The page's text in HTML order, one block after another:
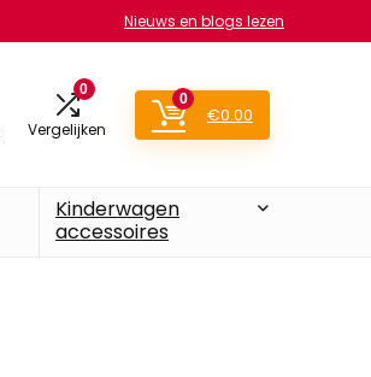
Nieuws en blogs lezen
0
Vergelijken
0
€0.00
Kinderwagen
accessoires